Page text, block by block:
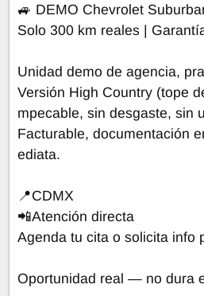
🚙 DEMO Chevrolet
Solo 300 km reales |
Unidad demo de agencia,
Versión High Country (tope
mpecable, sin desgaste, sin
Facturable, documentación
ediata.
📍CDMX
📲Atención directa
Agenda tu cita o solicita info
Oportunidad real — no dura